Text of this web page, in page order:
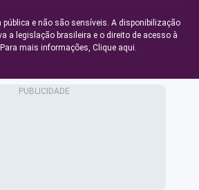
e não são sensíveis. A disponibilização
a legislação brasileira e o direito de acesso à
mais informações, Clique aqui.